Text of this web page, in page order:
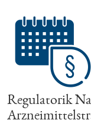
Regulatorik